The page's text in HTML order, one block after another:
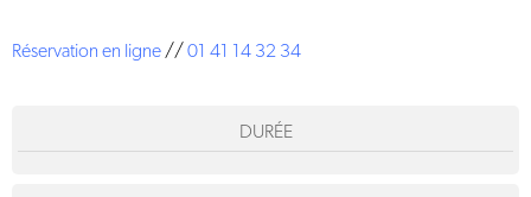
Réservation en ligne//01 41 14 32 34
DURÉE